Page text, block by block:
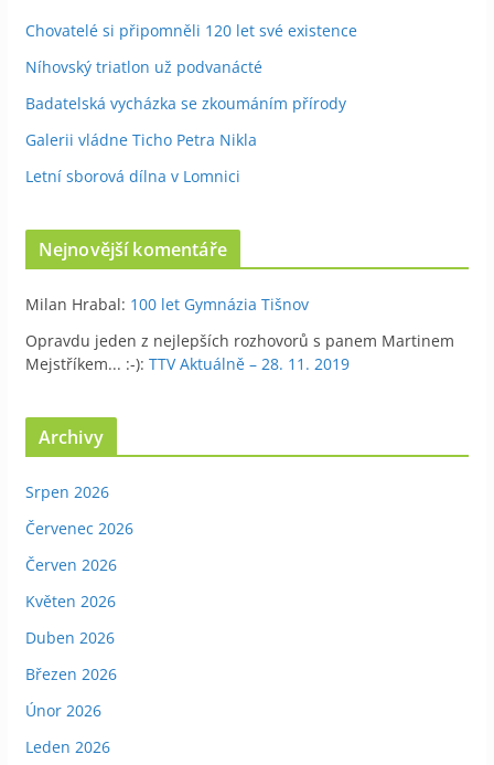
Chovatelé si připomněli 120 let své existence
Níhovský triatlon už podvanácté
Badatelská vycházka se zkoumáním přírody
Galerii vládne Ticho Petra Nikla
Letní sborová dílna v Lomnici
Nejnovější komentáře
Milan Hrabal: 100 let Gymnázia Tišnov
Opravdu jeden z nejlepších rozhovorů s panem Martinem
Mejstříkem... :-): TTV Aktuálně – 28. 11. 2019
Archivy
Srpen 2026
Červenec 2026
Červen 2026
Květen 2026
Duben 2026
Březen 2026
Únor 2026
Leden 2026